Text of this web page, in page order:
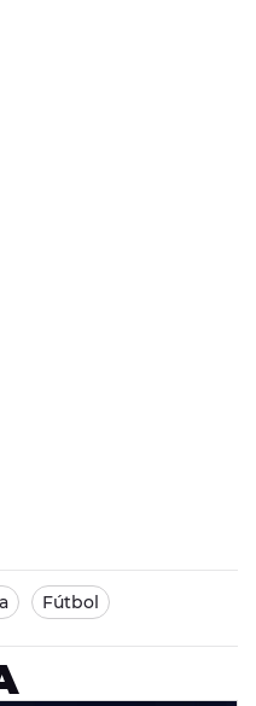
Fútbol